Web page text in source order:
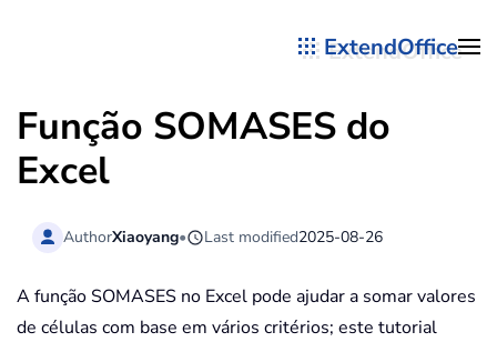
ExtendOffice
Função SOMASES do
Excel
AuthorXiaoyang• Last modified2025-08-26
A função SOMASES no Excel pode ajudar a somar valores
de células com base em vários critérios; este tutorial